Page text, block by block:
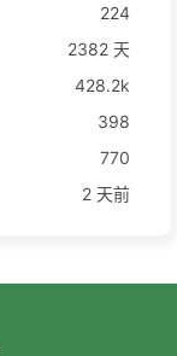
224
2382 天
428.2k
398
770
2 天前